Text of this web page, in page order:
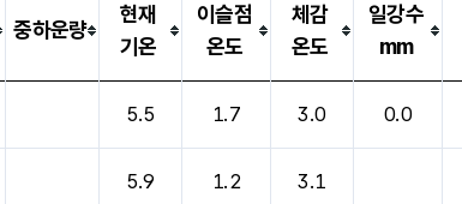
중하운량
현재
기온
이슬점
온도
체감
온도
일강수
mm
5.5 1.7 3.0 0.0
5.9 1.2 3.1